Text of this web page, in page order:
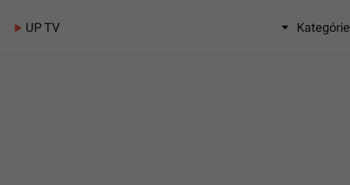
UP TV Kategórie